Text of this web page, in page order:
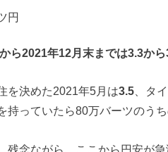
ら2021年12月末までは3.3から
を決めた2021年5月は3.5 、タ
持っていたら80万バーツのう
残念ながら、ここから円安が急